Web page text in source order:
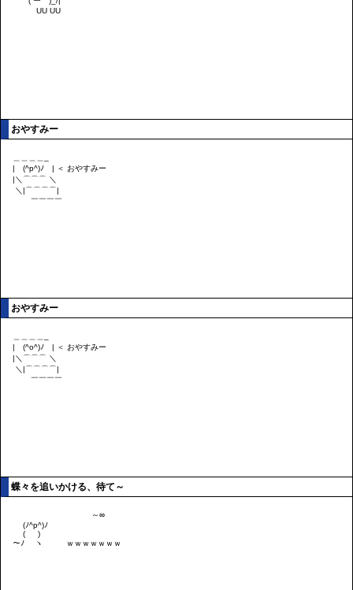
おやすみー
おやすみー
蝶々を追いかける、待て～